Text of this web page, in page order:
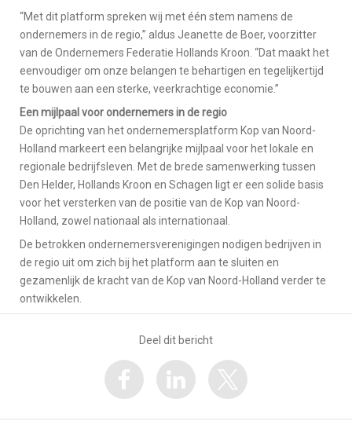
“Met dit platform spreken wij met één stem namens de
ondernemers in de regio,” aldus Jeanette de Boer, voorzitter
van de Ondernemers Federatie Hollands Kroon. “Dat maakt het
eenvoudiger om onze belangen te behartigen en tegelijkertijd
te bouwen aan een sterke, veerkrachtige economie.”
Een mijlpaal voor ondernemers in de regio
De oprichting van het ondernemersplatform Kop van Noord-
Holland markeert een belangrijke mijlpaal voor het lokale en
regionale bedrijfsleven. Met de brede samenwerking tussen
Den Helder, Hollands Kroon en Schagen ligt er een solide basis
voor het versterken van de positie van de Kop van Noord-
Holland, zowel nationaal als internationaal.
De betrokken ondernemersverenigingen nodigen bedrijven in
de regio uit om zich bij het platform aan te sluiten en
gezamenlijk de kracht van de Kop van Noord-Holland verder te
ontwikkelen.
Deel dit bericht